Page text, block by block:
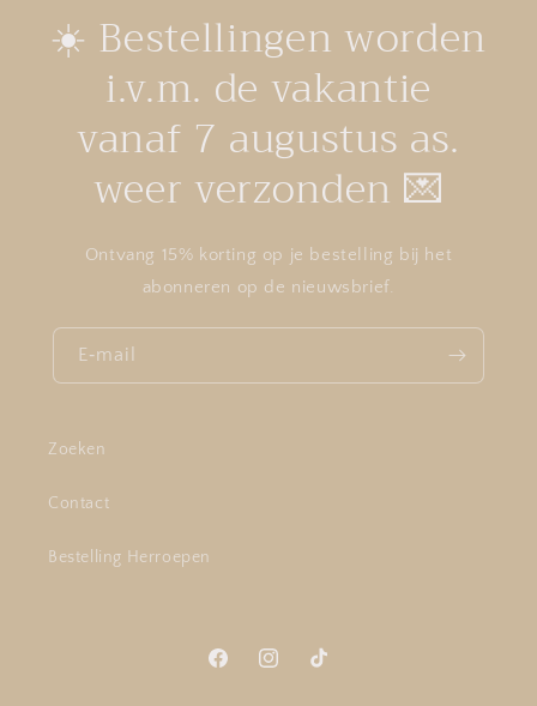
☀️ Bestellingen worden
i.v.m. de vakantie
vanaf 7 augustus as.
weer verzonden 💌
Ontvang 15% korting op je bestelling bij het
abonneren op de nieuwsbrief.
E‑mail
Zoeken
Contact
Bestelling Herroepen
FacebookInstagramTikTok